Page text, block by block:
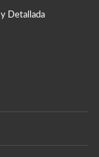
Detallada